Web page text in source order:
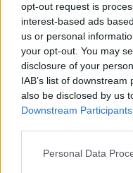
opt-out request is
interest-based ads
us or personal
your opt-out. You may
disclosure of your
IAB’s list of
also be disclosed by us
Downstream Participants
Please note that this
Personal Data
Η Δούκισσα
εξωτικό
Θεοδωρίδη και τα
08.08.2026